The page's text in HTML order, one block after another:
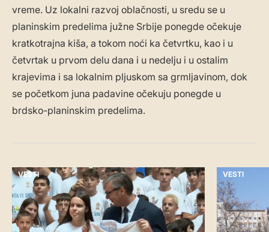
vreme. Uz lokalni razvoj oblačnosti, u sredu se u
planinskim predelima južne Srbije ponegde očekuje
kratkotrajna kiša, a tokom noći ka četvrtku, kao i u
četvrtak u prvom delu dana i u nedelju i u ostalim
krajevima i sa lokalnim pljuskom sa grmljavinom, dok
se početkom juna padavine očekuju ponegde u
brdsko-planinskim predelima.
VESTI VESTI